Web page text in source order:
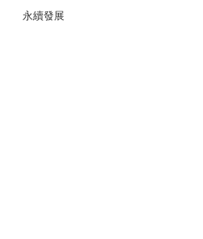
永續發展